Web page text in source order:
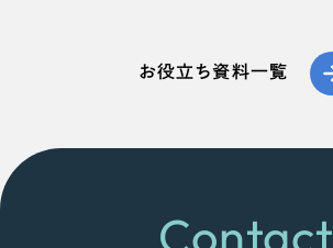
お役立ち資料一覧
Contact